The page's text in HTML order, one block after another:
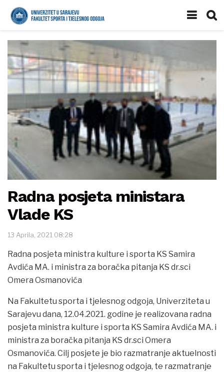
Radna posjeta ministara
Vlade KS
13 Aprila, 2021 08:28
Radna posjeta ministra kulture i sporta KS Samira
Avdića MA. i ministra za boračka pitanja KS dr.sci
Omera Osmanovića
Na Fakultetu sporta i tjelesnog odgoja, Univerziteta u
Sarajevu dana, 12.04.2021. godine je realizovana radna
posjeta ministra kulture i sporta KS Samira Avdića MA. i
ministra za boračka pitanja KS dr.sci Omera
Osmanovića. Cilj posjete je bio razmatranje aktuelnosti
na Fakultetu sporta i tjelesnog odgoja, te razmatranje